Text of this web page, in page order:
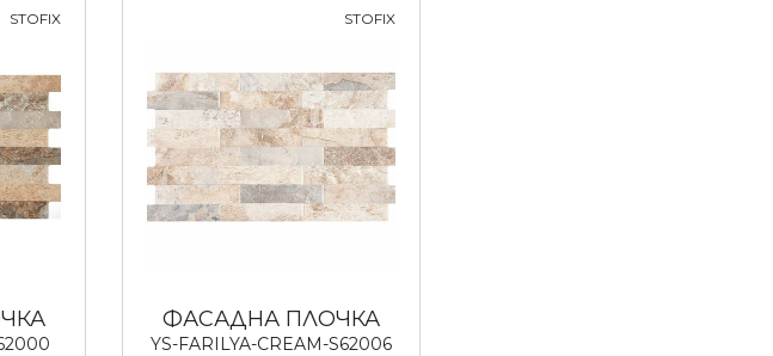
STOFIX STOFIX
ФАСАДНА ПЛОЧКА
YS-FARILYA-CREAM-S62006